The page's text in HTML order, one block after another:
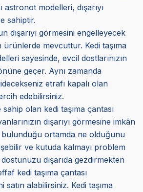
astronot modelleri, dışarıyı
sahiptir.
dışarıyı görmesini engelleyecek
ürünlerde mevcuttur. Kedi taşıma
sayesinde, evcil dostlarınızın
geçer. Aynı zamanda
etrafı kapalı olan
edebilirsiniz.
olan kedi taşıma çantası
dışarıyı görmesine imkân
bulunduğu ortamda ne olduğunu
ve kutuda kalmayı problem
dışarıda gezdirmekten
kedi taşıma çantası
satın alabilirsiniz. Kedi taşıma